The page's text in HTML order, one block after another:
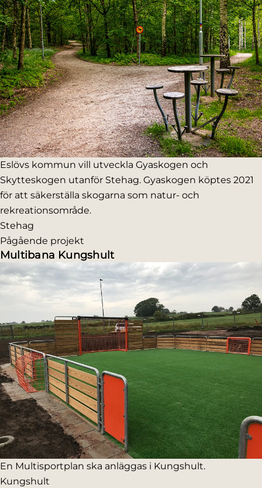
Eslövs kommun vill utveckla Gyaskogen och
Skytteskogen utanför Stehag. Gyaskogen köptes 2021
för att säkerställa skogarna som natur- och
rekreationsområde.
Stehag
Pågående projekt
Multibana Kungshult
En Multisportplan ska anläggas i Kungshult.
Kungshult